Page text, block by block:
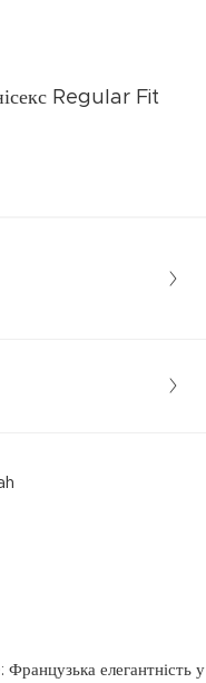
Regular Fit
елегантність у